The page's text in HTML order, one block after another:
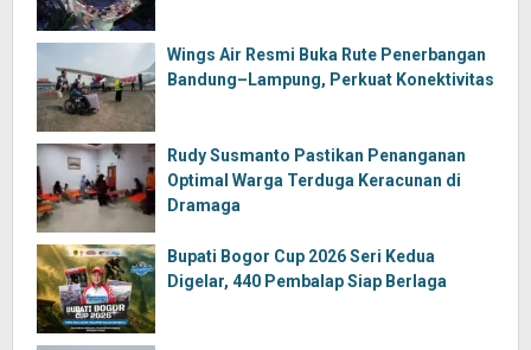
Wings Air Resmi Buka Rute Penerbangan
Bandung–Lampung, Perkuat Konektivitas
Rudy Susmanto Pastikan Penanganan
Optimal Warga Terduga Keracunan di
Dramaga
Bupati Bogor Cup 2026 Seri Kedua
Digelar, 440 Pembalap Siap Berlaga